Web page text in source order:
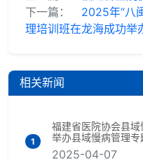
下一篇：
2025年“八
理培训班在龙海成功举
相关新闻
1
福建省医院协会县
举办县域慢病管理专
2025-04-07